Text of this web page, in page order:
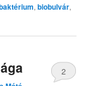
,biobulvár,
2